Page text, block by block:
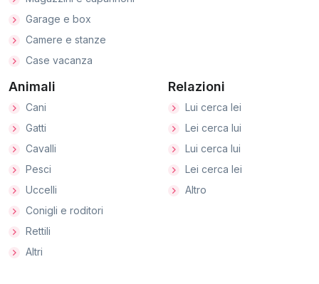
Garage e box
Camere e stanze
Case vacanza
Animali
Cani
Gatti
Cavalli
Pesci
Uccelli
Conigli e roditori
Rettili
Altri
Relazioni
Lui cerca lei
Lei cerca lui
Lui cerca lui
Lei cerca lei
Altro